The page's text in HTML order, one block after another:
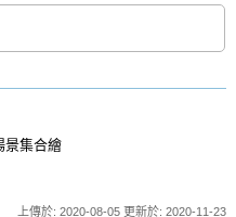
景集合繪
上傳於: 2020-08-05 更新於: 2020-11-23